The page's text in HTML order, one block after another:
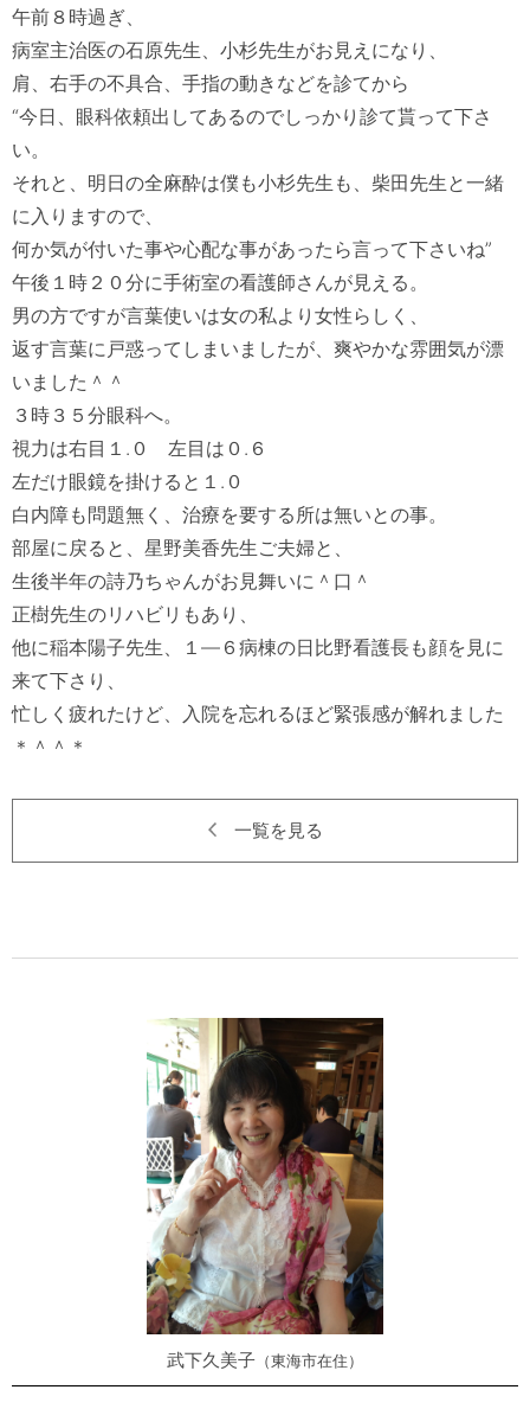
午前８時過ぎ、
病室主治医の石原先生、小杉先生がお見えになり、
肩、右手の不具合、手指の動きなどを診てから
“今日、眼科依頼出してあるのでしっかり診て貰って下さ
い。
それと、明日の全麻酔は僕も小杉先生も、柴田先生と一緒
に入りますので、
何か気が付いた事や心配な事があったら言って下さいね”
午後１時２０分に手術室の看護師さんが見える。
男の方ですが言葉使いは女の私より女性らしく、
返す言葉に戸惑ってしまいましたが、爽やかな雰囲気が漂
いました＾＾
３時３５分眼科へ。
視力は右目１.０　左目は０.６
左だけ眼鏡を掛けると１.０
白内障も問題無く、治療を要する所は無いとの事。
部屋に戻ると、星野美香先生ご夫婦と、
生後半年の詩乃ちゃんがお見舞いに＾口＾
正樹先生のリハビリもあり、
他に稲本陽子先生、１―６病棟の日比野看護長も顔を見に
来て下さり、
忙しく疲れたけど、入院を忘れるほど緊張感が解れました
一覧を見る
武下久美子 東海市在住